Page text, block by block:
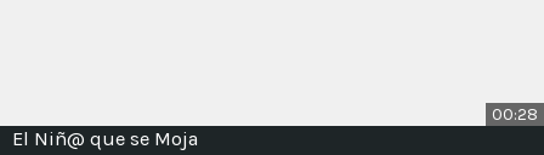
00:28
El Niñ@ que se Moja